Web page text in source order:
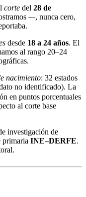
corte del 28 de
—, nunca cero,
desde 18 a 24 años. El
al rango 20–24
nacimiento: 32 estados
no identificado). La
en puntos porcentuales
al corte base
investigación de
primaria INE–DERFE.
.